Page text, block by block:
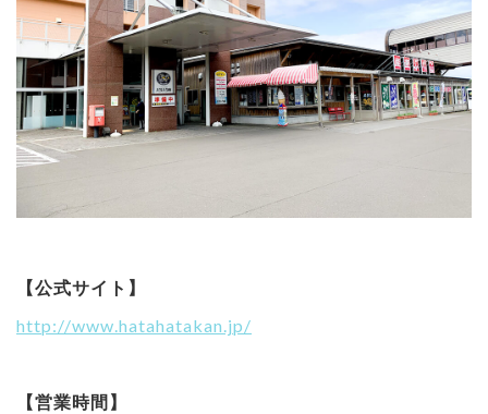
【公式サイト】
http://www.hatahatakan.jp/
【営業時間】